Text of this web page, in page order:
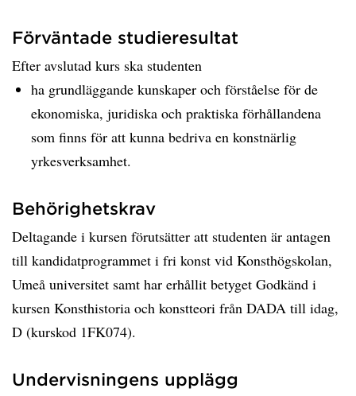
Förväntade studieresultat
Efter avslutad kurs ska studenten
ha grundläggande kunskaper och förståelse för de
ekonomiska, juridiska och praktiska förhållandena
som finns för att kunna bedriva en konstnärlig
yrkesverksamhet.
Behörighetskrav
Deltagande i kursen förutsätter att studenten är antagen
till kandidatprogrammet i fri konst vid Konsthögskolan,
Umeå universitet samt har erhållit betyget Godkänd i
kursen Konsthistoria och konstteori från DADA till idag,
D (kurskod 1FK074).
Undervisningens upplägg